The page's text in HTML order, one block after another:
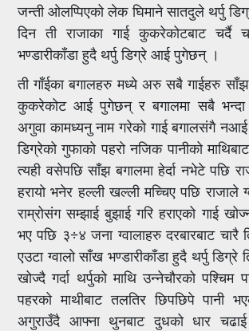
जन्ती ओलप्पिएको लेक घिमाने सातदुले थर्पु
दिन ती राजाका गाई कुकरेकोटबाट चर्दै
भण्डारीकाँडा हुदै थर्पु डिग्रे आई पुगेछन् ।
ती गाँईका बगालहरु मध्ये अरु सबै गाईहरु
कुकरेकोट आई पुगेछन् र बगालमा सबै भन्दा
अगुवा कामध्यनु नाम गरेको गाई बगालसंगै नआई
डिग्रेको गुफाको पहरो नजिक पानीको
त्यही वसेपछि साँझ बगालमा हेर्दा नभेटे पछि
हरायो भनेर हल्ली खल्ली मच्चिए पछि राजाले
राम्रोसंग सम्झाई बुझाई गरि हराएको गाई
भए पछि ३÷४ जना ग्वालाहरु दरबारबाट चारै
एउटा ग्वालो साँख भण्डारीकाँडा हुदै थर्पु डिग्रे
खोज्दै गर्दा थर्पुको माथि उन्नेचौरको पश्चिम
पहरको माथीबाट तलतिर छिपछिपे पानी
अगुराउँदै आफ्ना थुनबाट दुधको धार